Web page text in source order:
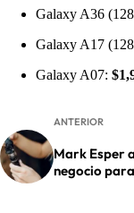
Galaxy A36
Galaxy A17
Galaxy A07:
ANTERIOR
Mark Esper
negocio